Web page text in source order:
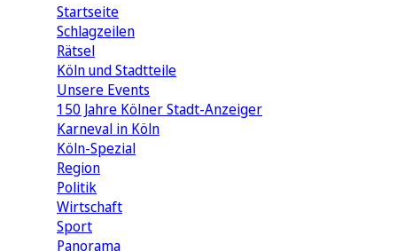
Startseite
Schlagzeilen
Rätsel
Köln und Stadtteile
Unsere Events
150 Jahre Kölner Stadt-Anzeiger
Karneval in Köln
Köln-Spezial
Region
Politik
Wirtschaft
Sport
Panorama